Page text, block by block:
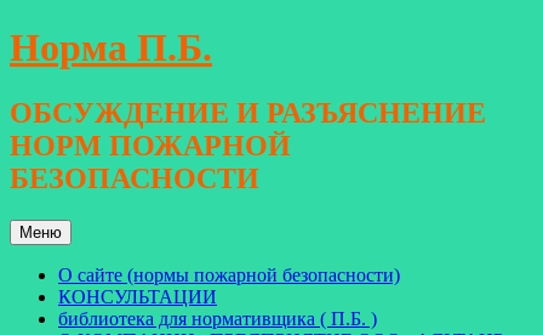
Перейти
к
Норма П.Б.
ОБСУЖДЕНИЕ И РАЗЪЯСНЕНИЕ
НОРМ ПОЖАРНОЙ
БЕЗОПАСНОСТИ
Меню
О сайте (нормы пожарной безопасности)
КОНСУЛЬТАЦИИ
библиотека для нормативщика ( П.Б. )